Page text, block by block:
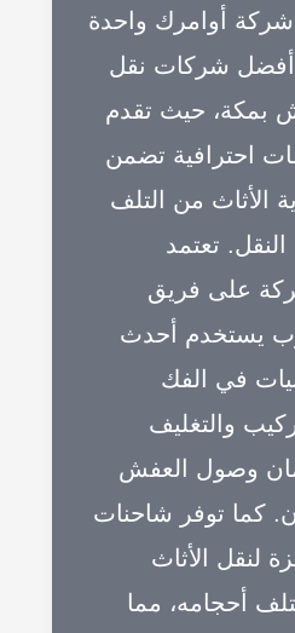
شركة أوامرك واحدة
شركات نقل
بمكة، حيث تقدم
احترافية تضمن
الأثاث من التلف
النقل. تعتمد
على فريق
يستخدم أحدث
في الفك
والتغليف
وصول العفش
كما توفر شاحنات
لنقل الأثاث
أحجامه، مما